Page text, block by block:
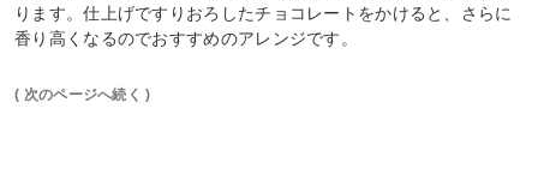
ります。仕上げですりおろしたチョコレートをかけると、さらに
香り高くなるのでおすすめのアレンジです。
( 次のページへ続く )